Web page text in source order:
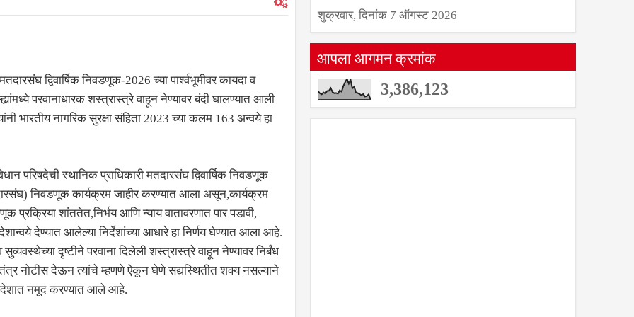
द्विवार्षिक निवडणूक-2026 च्या पार्श्वभूमीवर कायदा व
परवानाधारक शस्त्रास्त्रे वाहून नेण्यावर बंदी घालण्यात आली
भारतीय नागरिक सुरक्षा संहिता 2023 च्या कलम 163 अन्वये हा
परिषदेची स्थानिक प्राधिकारी मतदारसंघ द्विवार्षिक निवडणूक
निवडणूक कार्यक्रम जाहीर करण्यात आला असून,कार्यक्रम
शांततेत,निर्भय आणि न्याय वातावरणात पार पडावी,
देण्यात आलेल्या निर्देशांच्या आधारे हा निर्णय घेण्यात आला आहे.
दृष्टीने परवाना दिलेली शस्त्रास्त्रे वाहून नेण्यावर निर्बंध
नोटीस देऊन त्यांचे म्हणणे ऐकून घेणे सद्यस्थितीत शक्य नसल्याने
नमूद करण्यात आले आहे.
शुक्रवार, दिनांक 7 ऑगस्ट 2026
आपला आगमन क्रमांक
3,386,123